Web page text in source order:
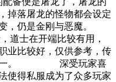
掉落屠龙的怪物都会设定
，仍是金刚与恶魔。
在开端比较有用，
业比较好，仅供参考，传
之一。 深受玩家喜
使得私服成为了众多玩家